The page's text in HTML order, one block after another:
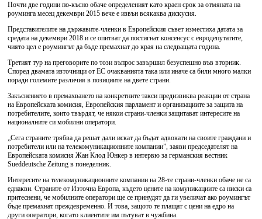
Почти две години по-късно обаче определеният като краен срок за отмяната на
роуминга месец декември 2015 вече е извън всякаква дискусия.
Представителите на държавите-членки в Европейския съвет изместиха датата за
средата на декември 2018 и се опитват да постигнат консенсус с евродепутатите,
чиято цел е роумингът да бъде премахнат до края на следващата година.
Третият тур на преговорите по този въпрос завършил безуспешно във вторник.
Според двамата източници от ЕС очакванията така или иначе са били много малки
поради големите различия в позициите на двете страни.
Закъснението в премахването на конкретните такси предизвиква реакции от страна
на Европейската комисия, Европейския парламент и организациите за защита на
потребителите, които твърдят, че някои страни-членки защитават интересите на
националните си мобилни оператори.
„Сега страните трябва да решат дали искат да бъдат адвокати на своите граждани и
потребители или на телекомуникационните компании”, заяви председателят на
Европейската комисия Жан Клод Юнкер в интервю за германския вестник
Sueddeutsche Zeitung в понеделник.
Интересите на телекомуникационните компании на 28-те страни-членки обаче не са
еднакви. Страните от Източна Европа, където цените на комуникациите са ниски са
притеснени, че мобилните оператори ще се принудят да ги увеличат ако роумингът
бъде премахнат преждевременно. И това, защото те плащат с цени на едро на
други оператори, когато клиентите им пътуват в чужбина.